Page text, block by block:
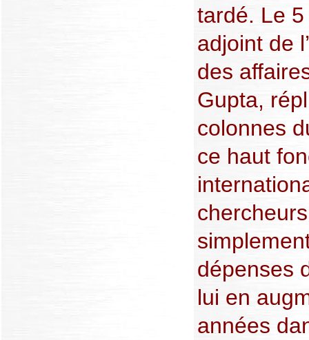
tardé. Le
adjoint de
des
Gupta,
colonnes
ce haut
dépenses
lui en
années